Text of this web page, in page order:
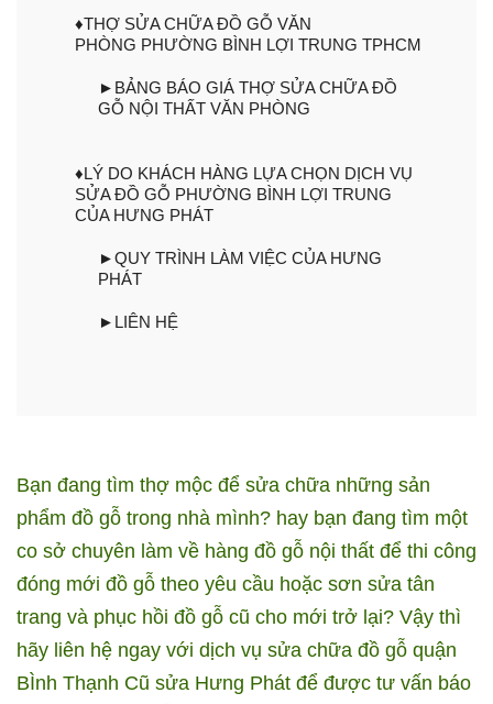
♦THỢ SỬA CHỮA ĐỒ GỖ VĂN
PHÒNG PHƯỜNG BÌNH LỢI TRUNG TPHCM
►BẢNG BÁO GIÁ THỢ SỬA CHỮA ĐỒ
GỖ NỘI THẤT VĂN PHÒNG
♦LÝ DO KHÁCH HÀNG LỰA CHỌN DỊCH VỤ
SỬA ĐỒ GỖ PHƯỜNG BÌNH LỢI TRUNG
CỦA HƯNG PHÁT
►QUY TRÌNH LÀM VIỆC CỦA HƯNG
PHÁT
►LIÊN HỆ
Bạn đang tìm thợ mộc để sửa chữa những sản
phẩm đồ gỗ trong nhà mình? hay bạn đang tìm một
co sở chuyên làm về hàng đồ gỗ nội thất để thi công
đóng mới đồ gỗ theo yêu cầu hoặc sơn sửa tân
trang và phục hồi đồ gỗ cũ cho mới trở lại? Vậy thì
hãy liên hệ ngay với dịch vụ sửa chữa đồ gỗ quận
BÌnh Thạnh Cũ sửa Hưng Phát để được tư vấn báo